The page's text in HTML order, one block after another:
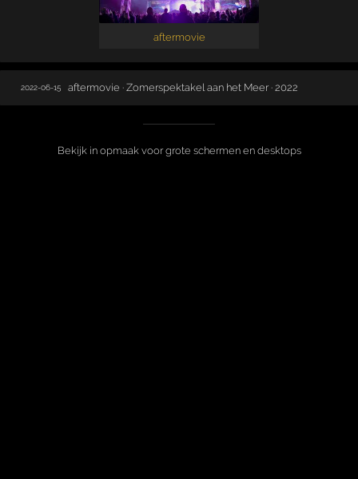
aftermovie
2022-06-15 aftermovie · Zomerspektakel aan het Meer · 2022
Bekijk in opmaak voor grote schermen en desktops